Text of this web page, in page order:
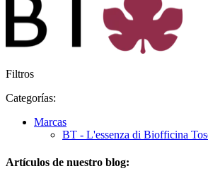
Filtros
Categorías:
Marcas
BT - L'essenza di Biofficina
Artículos de nuestro blog: